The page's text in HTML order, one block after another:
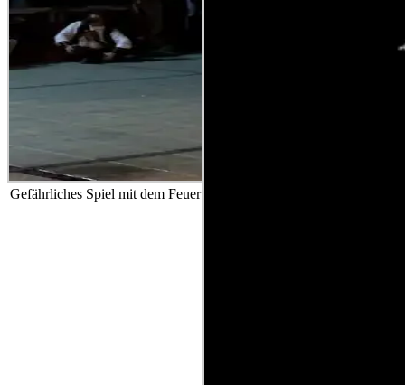
Gefährliches Spiel mit dem Feuer